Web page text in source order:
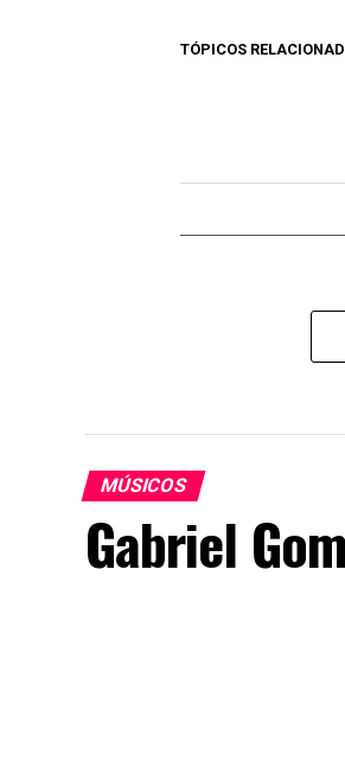
TÓPICOS
MÚSICOS
Gabriel